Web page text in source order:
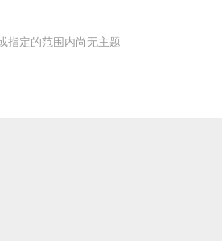
指定的范围内尚无主题